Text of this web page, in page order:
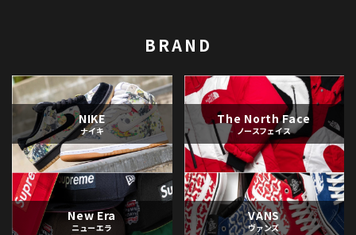
BRAND
NIKE
ナイキ
The North Face
ノースフェイス
New Era
ニューエラ
VANS
ヴァンズ